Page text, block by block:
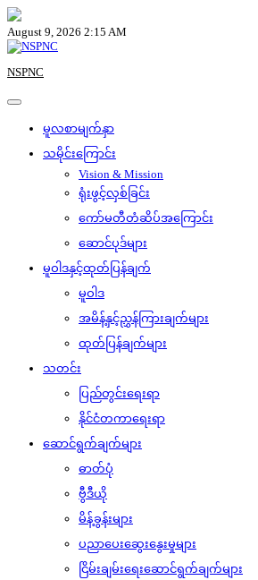
Skip
to
content
August 9, 2026 2:15 AM
NSPNC
မူလစာမျက်နှာ
သမိုင်းကြောင်း
Vision & Mission
ရုံးဖွင့်လှစ်ခြင်း
ကော်မတီတံဆိပ်အကြောင်း
ဆောင်ပုဒ်များ
မူဝါဒနှင့်ထုတ်ပြန်ချက်
မူဝါဒ
အမိန့်နှင့်ညွှန်ကြားချက်များ
ထုတ်ပြန်ချက်များ
သတင်း
ပြည်တွင်းရေးရာ
နိုင်ငံတကာရေးရာ
ဆောင်ရွက်ချက်များ
ဓာတ်ပုံ
ဗွီဒီယို
မိန့်ခွန်းများ
ပညာပေးဆွေးနွေးမှုများ
ငြိမ်းချမ်းရေးဆောင်ရွက်ချက်များ